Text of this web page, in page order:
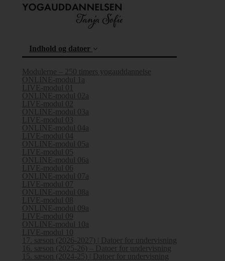
Indhold og datoer
Modulerne – 250 timers yogauddannelse
ONLINE-modul 1a
LIVE-modul 01
ONLINE-modul 02a
LIVE-modul 02
ONLINE-modul 03a
LIVE-modul 03
ONLINE-modul 04a
LIVE-modul 04
ONLINE-modul 05a
LIVE-modul 05
ONLINE-modul 06a
LIVE-modul 06
ONLINE-modul 07a
LIVE-modul 07
ONLINE-modul 08a
LIVE-modul 08
ONLINE-modul 09a
LIVE-modul 09
ONLINE-modul 10a
LIVE-modul 10
17. sæson (2026-2027) | Datoer for undervisning
16. sæson (2025-26) – Datoer for undervisning
15. sæson (2024-25) | Datoer for undervisning